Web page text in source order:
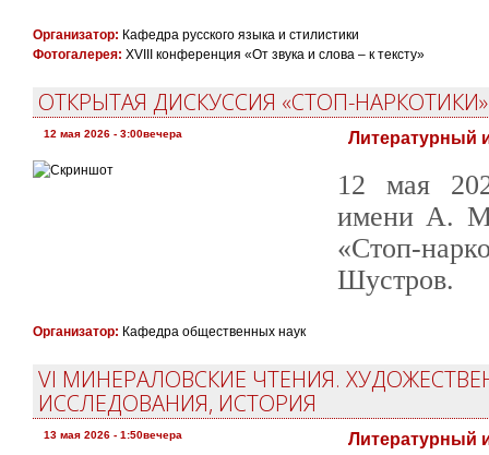
Организатор: Кафедра русского языка и стилистики
Фотогалерея: XVIII конференция «От звука и слова – к тексту»
ОТКРЫТАЯ ДИСКУССИЯ «СТОП-НАРКОТИКИ»
12 мая 2026 - 3:00вечера Литературный
12 мая
имени А. М.
«Стоп-
Шустров.
Организатор: Кафедра общественных наук
VI МИНЕРАЛОВСКИЕ ЧТЕНИЯ.
ИССЛЕДОВАНИЯ, ИСТОРИЯ
13 мая 2026 - 1:50вечера Литературный